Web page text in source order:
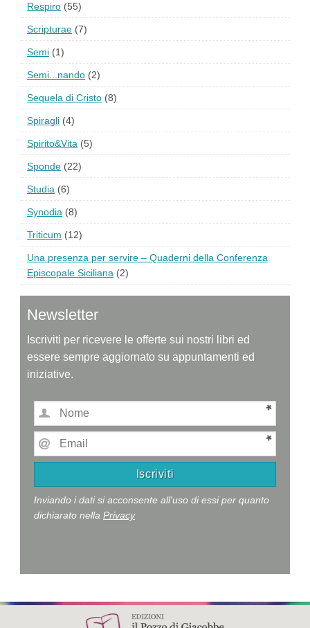
Respiro (55)
Scripturae (7)
Semi (1)
Semi...nando (2)
Sequela di Cristo (8)
Spiragli (4)
Spirito&Vita (5)
Sponde (22)
Studia (6)
Synodia (8)
Triticum (12)
Una presenza per servire – Quaderni della Conferenza
Episcopale Siciliana (2)
Newsletter
Iscriviti per ricevere le offerte sui nostri libri ed
essere sempre aggiornato su appuntamenti ed
iniziative.
Inviando i dati si acconsente all'uso di essi per quanto
dichiarato nellaPrivacy